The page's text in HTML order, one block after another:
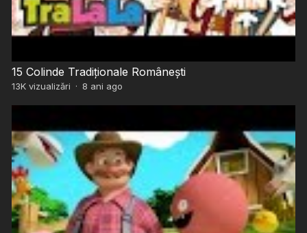
15 Colinde Tradiționale Românești
13Kvizualizări · 8 ani ago